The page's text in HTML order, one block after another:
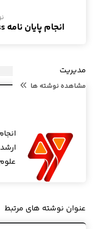
انجام پایان نامه spss | نرم افزار های مشابه
مدیریت
مشاهده نوشته ها
عنوان ‫نوشته های مرتبط